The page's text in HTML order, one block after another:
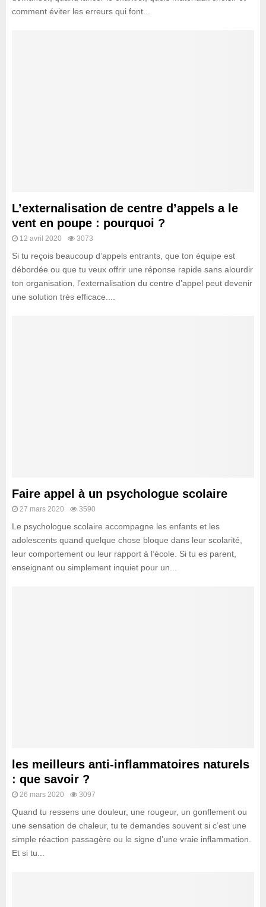
comment éviter les erreurs qui font...
L’externalisation de centre d’appels a le
vent en poupe : pourquoi ?
12 avril 2020 3073
Si tu reçois beaucoup d’appels entrants, que ton équipe est
débordée ou que tu veux offrir une réponse rapide sans alourdir
ton organisation, l’externalisation du centre d’appel peut devenir
une solution très efficace....
Faire appel à un psychologue scolaire
27 mars 2020 3590
Le psychologue scolaire accompagne les enfants et les
adolescents quand quelque chose bloque dans leur scolarité,
leur comportement ou leur rapport à l’école. Si tu es parent,
enseignant ou simplement inquiet pour un...
les meilleurs anti-inflammatoires naturels
: que savoir ?
26 mars 2020 3097
Quand tu ressens une douleur, une rougeur, un gonflement ou
une sensation de chaleur, tu te demandes souvent si c’est une
simple réaction passagère ou le signe d’une vraie inflammation.
Et si tu...